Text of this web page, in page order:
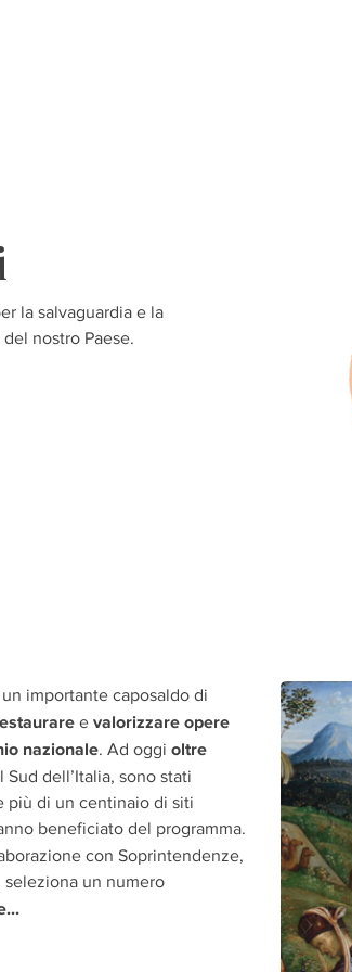
la salvaguardia e la
nostro Paese.
importante caposaldo di
e valorizzare opere
nazionale. Ad oggi oltre
Sud dell’Italia, sono stati
più di un centinaio di siti
beneficiato del programma.
con Soprintendenze,
seleziona un numero
...